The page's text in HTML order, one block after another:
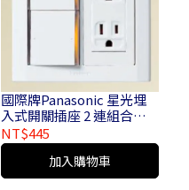
國際牌Panasonic 星光埋
入式開關插座 2 連組合＿
附螢光開關 C 2 切 2 插
110V接地雙插座雙連 2 開 2
插 110V接地雙插座雙連
WTDFP 4922 K
NT$445
加入購物車